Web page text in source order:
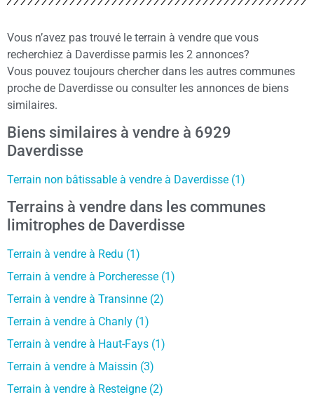
Vous n’avez pas trouvé le terrain à vendre que vous
recherchiez à Daverdisse parmis les 2 annonces?
Vous pouvez toujours chercher dans les autres communes
proche de Daverdisse ou consulter les annonces de biens
similaires.
Biens similaires à vendre à 6929
Daverdisse
Terrain non bâtissable à vendre à Daverdisse (1)
Terrains à vendre dans les communes
limitrophes de Daverdisse
Terrain à vendre à Redu (1)
Terrain à vendre à Porcheresse (1)
Terrain à vendre à Transinne (2)
Terrain à vendre à Chanly (1)
Terrain à vendre à Haut-Fays (1)
Terrain à vendre à Maissin (3)
Terrain à vendre à Resteigne (2)